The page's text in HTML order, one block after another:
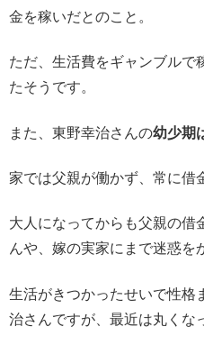
金を稼いだとのこと。
ただ、生活費をギャンブルで
たそうです。
また、東野幸治さんの幼少期
家では父親が働かず、常に借
大人になってからも父親の借
んや、嫁の実家にまで迷惑を
生活がきつかったせいで性格
治さんですが、最近は丸くな